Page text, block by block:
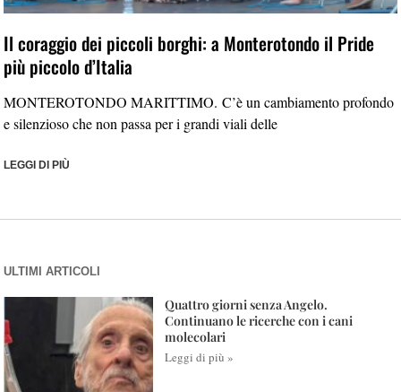
Il coraggio dei piccoli borghi: a Monterotondo il Pride
più piccolo d’Italia
MONTEROTONDO MARITTIMO. C’è un cambiamento profondo
e silenzioso che non passa per i grandi viali delle
LEGGI DI PIÙ
ULTIMI ARTICOLI
Quattro giorni senza Angelo.
Continuano le ricerche con i cani
molecolari
Leggi di più »